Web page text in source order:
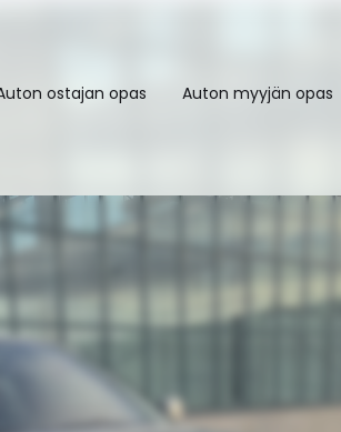
ostajan opas Auton myyjän opas